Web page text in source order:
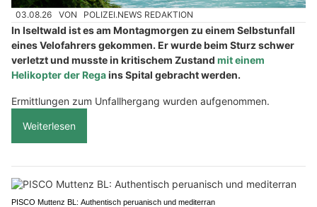
03.08.26 VON POLIZEI.NEWS REDAKTION
In Iseltwald ist es am Montagmorgen zu einem Selbstunfall
eines Velofahrers gekommen. Er wurde beim Sturz schwer
verletzt und musste in kritischem Zustand mit einem
Helikopter der Regains Spital gebracht werden.
Ermittlungen zum Unfallhergang wurden aufgenommen.
Weiterlesen
PISCO Muttenz BL: Authentisch peruanisch und mediterran